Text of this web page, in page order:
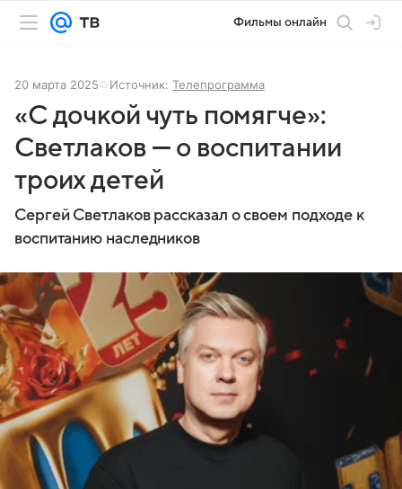
Фильмы онлайн
20 марта 2025 Источник: Телепрограмма
«С дочкой чуть помягче»:
Светлаков — о воспитании
троих детей
Сергей Светлаков рассказал о своем подходе к
воспитанию наследников